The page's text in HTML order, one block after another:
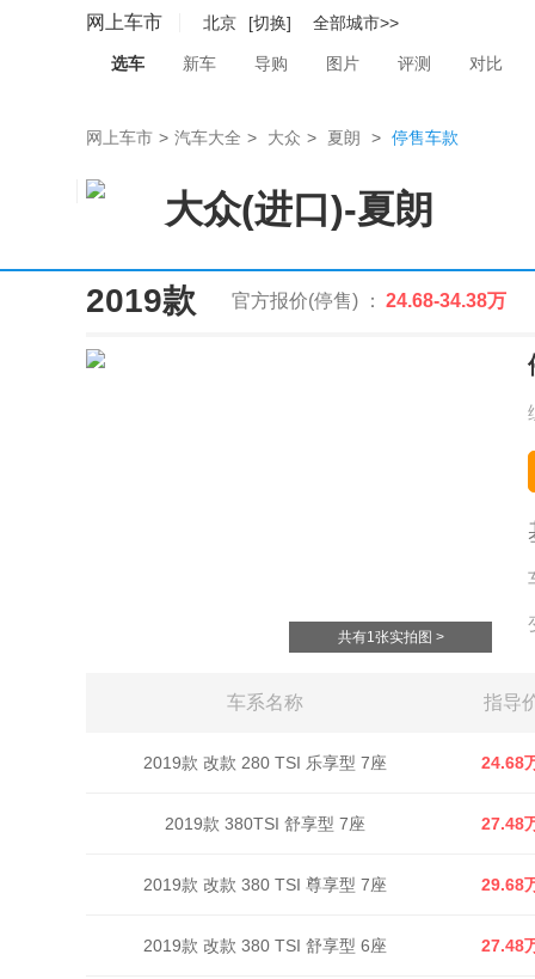
网上车市 北京 [切换] 全部城市>>
选车 新车 导购 图片 评测 对比
网上车市 > 汽车大全 > 大众 > 夏朗 > 停售车款
大众(进口)-夏朗
2019款 官方报价(停售) ： 24.68-34.38万
共有1张实拍图 >
车系名称 指导
2019款 改款 280 TSI 乐享型 7座 24.68
2019款 380TSI 舒享型 7座 27.48
2019款 改款 380 TSI 尊享型 7座 29.68
2019款 改款 380 TSI 舒享型 6座 27.48